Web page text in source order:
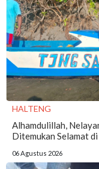
HALTENG
Alhamdulillah,
Ditemukan Selamat
06 Agustus 2026